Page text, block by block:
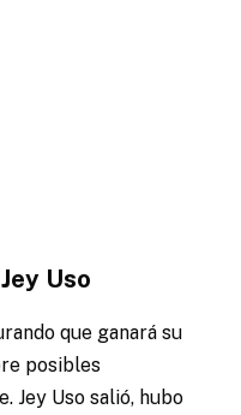
Uso
que ganará su
posibles
Jey Uso salió, hubo